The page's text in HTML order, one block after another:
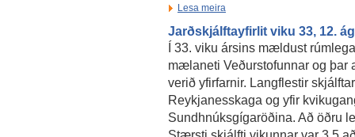
Lesa meira
Jarðskjálftayfirlit viku 33, 12.
Í 33. viku ársins mældust
mælaneti Veðurstofunnar og þar
verið yfirfarnir. Langflestir
Reykjanesskaga og yfir
Sundhnúksgígaröðina. Að öðru